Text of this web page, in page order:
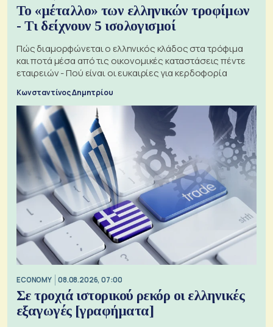
Το «μέταλλο» των ελληνικών τροφίμων
- Τι δείχνουν 5 ισολογισμοί
Πώς διαμορφώνεται ο ελληνικός κλάδος στα τρόφιμα
και ποτά μέσα από τις οικονομικές καταστάσεις πέντε
εταιρειών - Πού είναι οι ευκαιρίες για κερδοφορία
Κωνσταντίνος Δημητρίου
ECONOMY 08.08.2026, 07:00
Σε τροχιά ιστορικού ρεκόρ οι ελληνικές
εξαγωγές [γραφήματα]